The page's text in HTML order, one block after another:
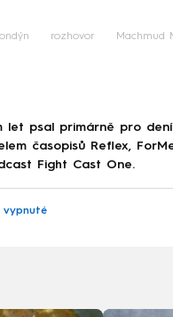
rozhovor Machmud
let psal primárně pro
časopisů Reflex,
Fight Cast One.
vypnuté